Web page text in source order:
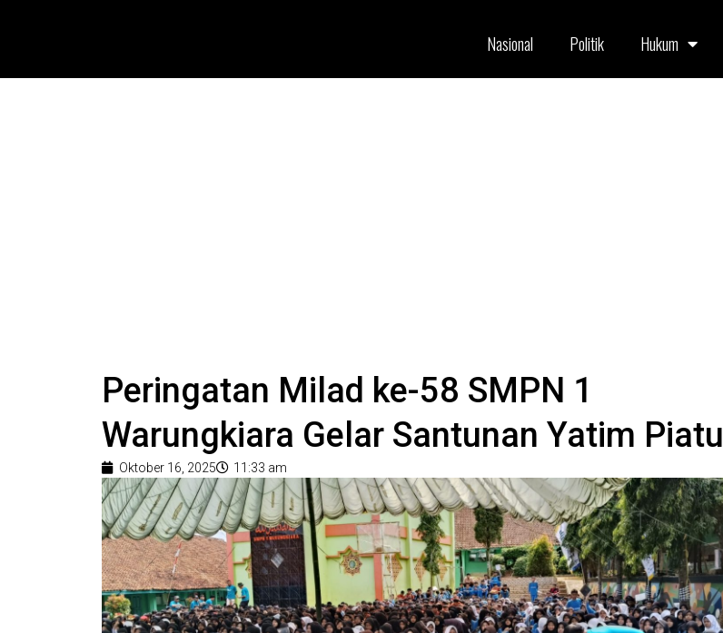
Nasional Politik Hukum
Peringatan Milad ke-58 SMPN 1
Warungkiara Gelar Santunan Yatim Piatu
Oktober 16, 2025 11:33 am